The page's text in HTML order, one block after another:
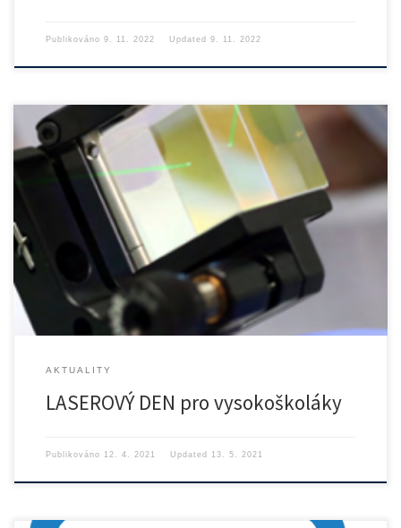
Publikováno 9. 11. 2022 Updated 9. 11. 2022
AKTUALITY
LASEROVÝ DEN pro vysokoškoláky
Publikováno 12. 4. 2021 Updated 13. 5. 2021